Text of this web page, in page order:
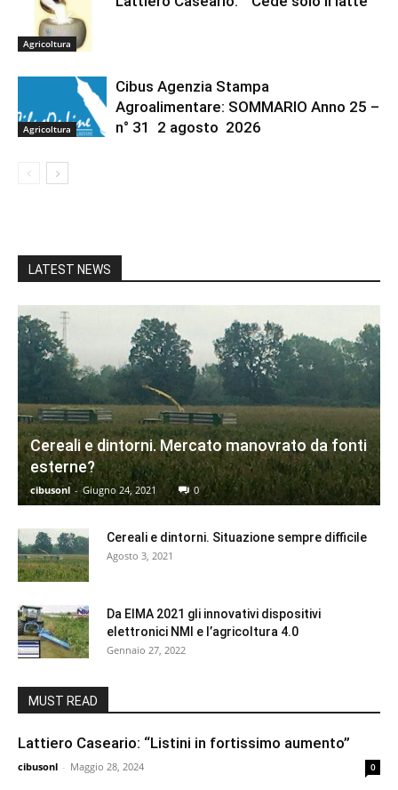
Agricoltura
Agricoltura
Cibus Agenzia Stampa
Agroalimentare: SOMMARIO Anno 25 –
n° 31 2 agosto 2026
LATEST NEWS
Cereali e dintorni. Mercato manovrato da fonti
esterne?
cibusonl - Giugno 24, 2021 0
Cereali e dintorni. Situazione sempre difficile
Agosto 3, 2021
Da EIMA 2021 gli innovativi dispositivi
elettronici NMI e l’agricoltura 4.0
Gennaio 27, 2022
MUST READ
Lattiero Caseario: “Listini in fortissimo aumento”
cibusonl - Maggio 28, 2024 0